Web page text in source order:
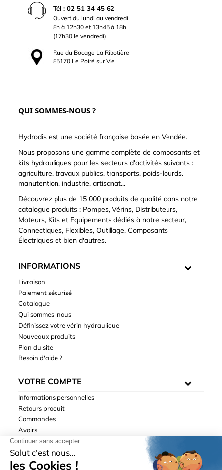
Tél : 02 51 34 45 62
Ouvert du lundi au vendredi
8h à 12h30 et 13h45 à 18h
(17h30 le vendredi)
Rue du Bocage La Ribotière
85170 Le Poiré sur Vie
QUI SOMMES-NOUS ?
Hydrodis est une société française basée en Vendée.
Nous proposons une gamme complète de composants et
kits hydrauliques pour les secteurs d'activités suivants :
agriculture, travaux publics, transports, poids-lourds,
manutention, industrie, artisanat...
Découvrez plus de 15 000 produits de qualité dans notre
catalogue produits : Pompes, Vérins, Distributeurs,
Moteurs, Kits et Equipements dédiés à notre secteur,
Connectiques, Flexibles, Outillage, Composants
Électriques et bien d'autres.
INFORMATIONS
Livraison
Paiement sécurisé
Catalogue
Qui sommes-nous
Définissez votre vérin hydraulique
Nouveaux produits
Plan du site
Besoin d'aide ?
VOTRE COMPTE
Informations personnelles
Retours produit
Commandes
Avoirs
Adresses
Bons de réduction